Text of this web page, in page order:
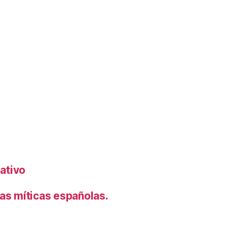
míticas españolas.